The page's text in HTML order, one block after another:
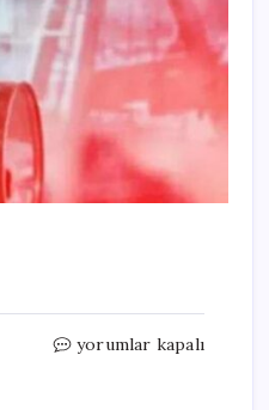
Petrolde
yorumlar kapalı